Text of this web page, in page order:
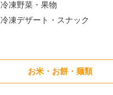
冷凍野菜・果物
冷凍デザート・スナック
お米・お餅・麺類